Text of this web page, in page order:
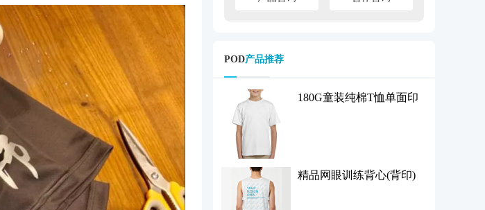
POD产品推荐
180G童装纯棉T恤单面印
精品网眼训练背心(背印)